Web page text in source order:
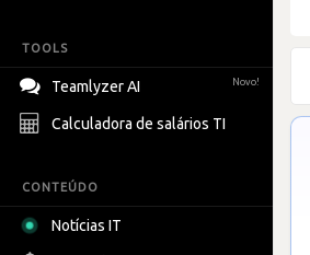
TOOLS
Teamlyzer AI Novo!
Calculadora de salários TI
CONTEÚDO
Notícias IT